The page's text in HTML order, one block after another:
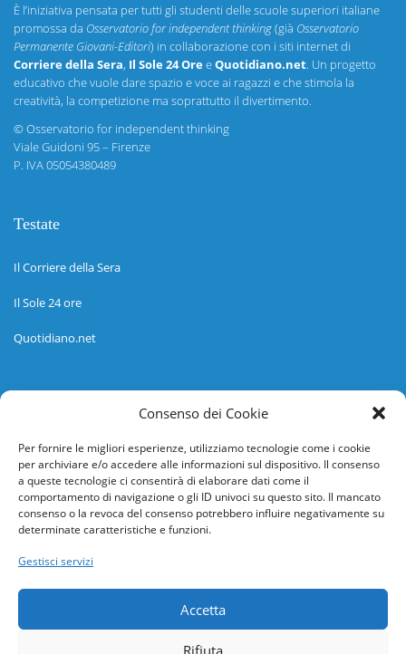
Consenso dei Cookie
Per fornire le migliori esperienze, utilizziamo tecnologie come i cookie
per archiviare e/o accedere alle informazioni sul dispositivo. Il consenso
a queste tecnologie ci consentirà di elaborare dati come il
comportamento di navigazione o gli ID univoci su questo sito. Il mancato
consenso o la revoca del consenso potrebbero influire negativamente su
determinate caratteristiche e funzioni.
Gestisci servizi
Accetta
Rifiuta
È l’iniziativa pensata per tutti gli studenti delle scuole superiori italiane
promossa da Osservatorio for independent thinking(già Osservatorio
Permanente Giovani-Editori) in collaborazione con i siti internet di
Corriere della Sera, Il Sole 24 OreeQuotidiano.net. Un progetto
educativo che vuole dare spazio e voce ai ragazzi e che stimola la
creatività, la competizione ma soprattutto il divertimento.
©Osservatorio for independent thinking
Viale Guidoni 95 – Firenze
P. IVA 05054380489
Testate
Il Corriere della Sera
Il Sole 24 ore
Quotidiano.net
Informazioni
Help desk
Guida rapida